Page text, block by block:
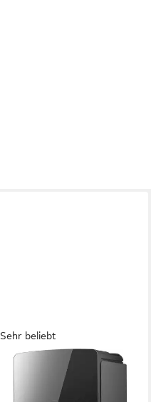
Sehr beliebt
Saugroboter Saros 10R
(Upgrade von S8 MaxV